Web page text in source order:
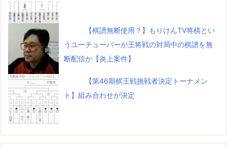
【棋譜無断使用？】もりけんTV将棋とい
うユーチューバーが王将戦の対局中の棋譜を無
断配信か【炎上案件】
【第46期棋王戦挑戦者決定トーナメン
ト】組み合わせが決定